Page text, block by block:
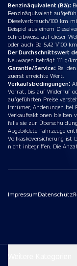
Benzinäquivalent (Bä):
Benzinäquivalent
Dieselverbrauch/100 km
Beispiel aus einem
Schreibweise auf dieser
oder auch Ba 5,42 1/100
Der Durchschnittswert
Neuwagen beträgt 111 g/
Garantie/Service: Bei
zuerst erreichte Wert.
Verkaufsbedingungen:
Vorrat, bis auf Widerruf
aufgeführten Preise
Irrtümer, Änderungen bei
Verkaufsaktionen bleiben
falls sie zur
Abgebildete Fahrzeuge
Vollkaskoversicherung ist
nicht inbegriffen. Die
ImpressumDatenschutz